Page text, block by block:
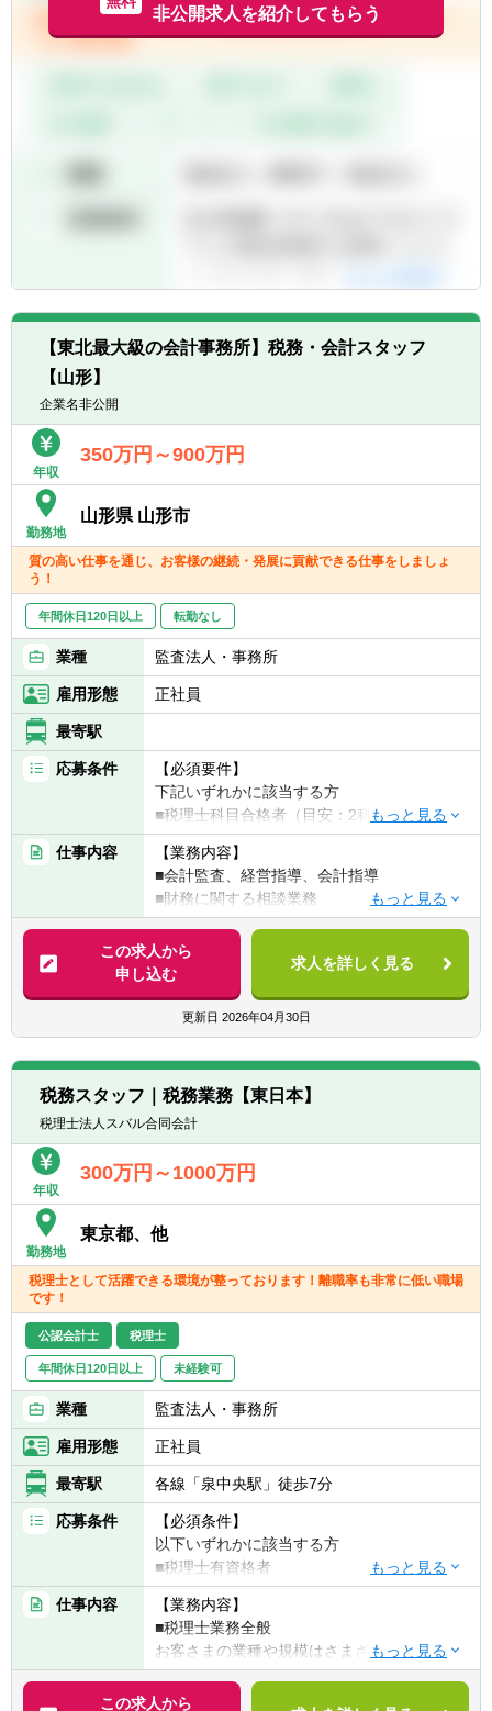
非公開求人を紹介してもらう
【東北最大級の会計事務所】税務・会計スタッフ
【山形】
企業名非公開
年収
350万円～900万円
勤務地
山形県 山形市
質の高い仕事を通じ、お客様の継続・発展に貢献できる仕事をしましょ
う！
年間休日120日以上 転勤なし
業種 監査法人・事務所
雇用形態 正社員
最寄駅
応募条件
【必須要件】
下記いずれかに該当する方
■税理士科目合格者（目安：2科目以上）
■税理士有資格者
■公認会計士有資格者
■国税出身者
【その他】
■担当クライアント数：15社程度
■使用会計ソフト：ミロク会計ほか
仕事内容
【業務内容】
■会計監査、経営指導、会計指導
■財務に関する相談業務
■税務書類の作成など
※外出の際は自家用車を使用していただきま
す（毎月末ガソリン代などを精算）
【会社特徴】
・山形市東原町の当社は、グループ総勢140
名、関与先は山形県、宮城県を中心に約
1,100件を擁する東北最大級の会計事務所で
す（2022年4月1日現在）。
また、関与先様の黒字法人割合は
67.7％（2018年度実績）と国税庁発表の
回り、あさひ会計がお客様の経営参謀と言わ
・企業を取り巻く環境は、人口構造の激変、
クラウド化、国際化、AI等、これまでに経験
したことのない変化に遭遇しています。
一方でこの変化は、企業にとっては危機でも
ありチャンスでもあります。
会計事務所の使命は、お客様の継続発展に資
することであり、環境変化、成長に資する職
業的専門家であることが求められます。
あさひ会計職員一同、「私達は、質の高い仕
事を通じ、お客様の継続・発展に貢献しま
す。」というミッションのもと、経営者の皆
様、取引先、金融機関、自治体の皆様への支
援に努め、地域経済、地域医療に貢献してま
いります。
この求人から
申し込む
求人を詳しく見る
更新日 2026年04月30日
税務スタッフ｜税務業務【東日本】
税理士法人スバル合同会計
年収
300万円～1000万円
勤務地
東京都、他
税理士として活躍できる環境が整っております！離職率も非常に低い職場
です！
公認会計士 税理士
年間休日120日以上 未経験可
業種 監査法人・事務所
雇用形態 正社員
最寄駅 各線「泉中央駅」徒歩7分
応募条件
【必須条件】
以下いずれかに該当する方
■税理士有資格者
■公認会計士
■国税出身の方
【求める人物像】
◆頑張った分評価されることを好む方
◆コミュニケーション能力が高い方
仕事内容
【業務内容】
■税理士業務全般
お客さまの業種や規模はさまざまです。
税理士として、記帳代行から資産運用まで幅
広く携わっていただきます。
この求人から